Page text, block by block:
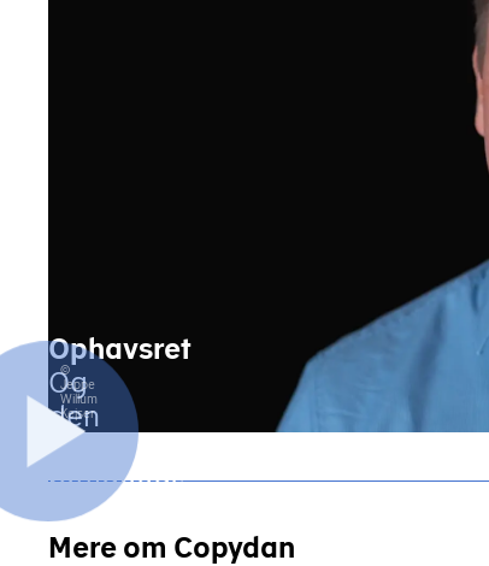
Ophavsret
Og
den
danske
rettigheds­
model
©
Jeppe
Willum
Kejser
Mere om Copydan